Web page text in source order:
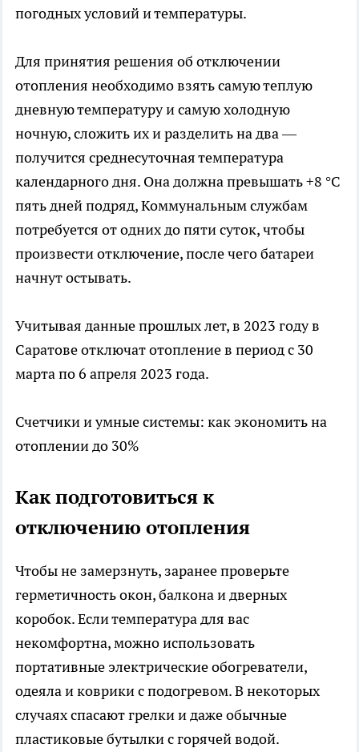
погодных условий и температуры.
Для принятия решения об отключении
отопления необходимо взять самую теплую
дневную температуру и самую холодную
ночную, сложить их и разделить на два —
получится среднесуточная температура
календарного дня. Она должна превышать +8 °C
пять дней подряд, Коммунальным службам
потребуется от одних до пяти суток, чтобы
произвести отключение, после чего батареи
начнут остывать.
Учитывая данные прошлых лет, в 2023 году в
Саратове отключат отопление в период с 30
марта по 6 апреля 2023 года.
Счетчики и умные системы: как экономить на
отоплении до 30%
Как подготовиться к
отключению отопления
Чтобы не замерзнуть, заранее проверьте
герметичность окон, балкона и дверных
коробок. Если температура для вас
некомфортна, можно использовать
портативные электрические обогреватели,
одеяла и коврики с подогревом. В некоторых
случаях спасают грелки и даже обычные
пластиковые бутылки с горячей водой.